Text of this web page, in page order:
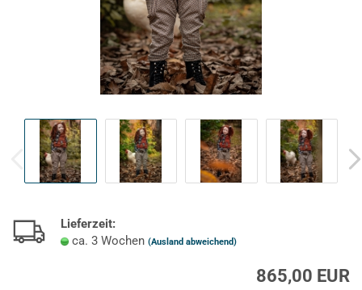
Lieferzeit:
ca. 3 Wochen (Ausland abweichend)
865,00 EUR